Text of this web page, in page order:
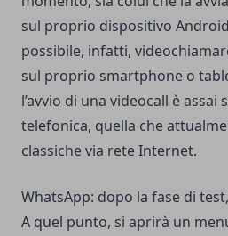
sul proprio dispositivo
possibile, infatti,
sul proprio smartphone o
l’avvio di una videocall è
telefonica, quella che
classiche via rete Internet.
WhatsApp: dopo la fase di
A quel punto, si aprirà un